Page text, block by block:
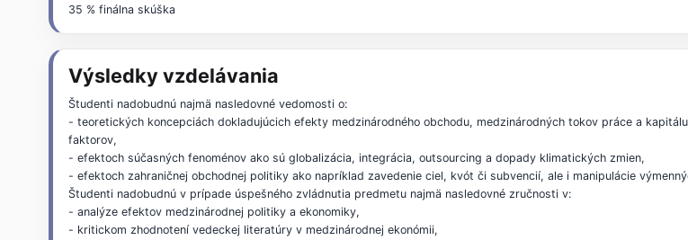
35 % finálna skúška
Výsledky vzdelávania
Študenti nadobudnú najmä nasledovné vedomosti o:
- teoretických koncepciách dokladujúcich efekty medzinárodného obchodu, medzinárodných tokov práce a
faktorov,
- efektoch súčasných fenoménov ako sú globalizácia, integrácia, outsourcing a dopady klimatických zmien,
- efektoch zahraničnej obchodnej politiky ako napríklad zavedenie ciel, kvót či subvencií, ale i manipulácie
Študenti nadobudnú v prípade úspešného zvládnutia predmetu najmä nasledovné zručnosti v:
- analýze efektov medzinárodnej politiky a ekonomiky,
- kritickom zhodnotení vedeckej literatúry v medzinárodnej ekonómii,